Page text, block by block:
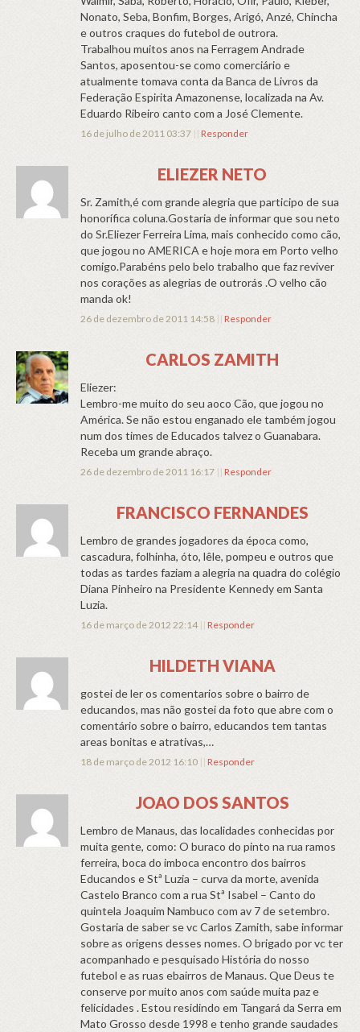
Nonato, Seba, Bonfim, Borges, Arigó, Anzé, Chincha
e outros craques do futebol de outrora.
Trabalhou muitos anos na Ferragem Andrade
Santos, aposentou-se como comerciário e
atualmente tomava conta da Banca de Livros da
Federação Espirita Amazonense, localizada na Av.
Eduardo Ribeiro canto com a José Clemente.
16 de julho de 2011 03:37 || Responder
ELIEZER NETO
Sr. Zamith,é com grande alegria que participo de sua
honorífica coluna.Gostaria de informar que sou neto
do Sr.Eliezer Ferreira Lima, mais conhecido como cão,
que jogou no AMERICA e hoje mora em Porto velho
comigo.Parabéns pelo belo trabalho que faz reviver
nos corações as alegrias de outrorás .O velho cão
manda ok!
26 de dezembro de 2011 14:58 || Responder
CARLOS ZAMITH
Eliezer:
Lembro-me muito do seu aoco Cão, que jogou no
América. Se não estou enganado ele também jogou
num dos times de Educados talvez o Guanabara.
Receba um grande abraço.
26 de dezembro de 2011 16:17 || Responder
FRANCISCO FERNANDES
Lembro de grandes jogadores da época como,
cascadura, folhinha, óto, lêle, pompeu e outros que
todas as tardes faziam a alegria na quadra do colégio
Diana Pinheiro na Presidente Kennedy em Santa
Luzia.
16 de março de 2012 22:14 || Responder
HILDETH VIANA
gostei de ler os comentarios sobre o bairro de
educandos, mas não gostei da foto que abre com o
comentário sobre o bairro, educandos tem tantas
areas bonitas e atrativas,…
18 de março de 2012 16:10 || Responder
JOAO DOS SANTOS
Lembro de Manaus, das localidades conhecidas por
muita gente, como: O buraco do pinto na rua ramos
ferreira, boca do imboca encontro dos bairros
Educandos e Stª Luzia – curva da morte, avenida
Castelo Branco com a rua Stª Isabel – Canto do
quintela Joaquim Nambuco com av 7 de setembro.
Gostaria de saber se vc Carlos Zamith, sabe informar
sobre as origens desses nomes. O brigado por vc ter
acompanhado e pesquisado História do nosso
futebol e as ruas ebairros de Manaus. Que Deus te
conserve por muito anos com saúde muita paz e
felicidades . Estou residindo em Tangará da Serra em
Mato Grosso desde 1998 e tenho grande saudades